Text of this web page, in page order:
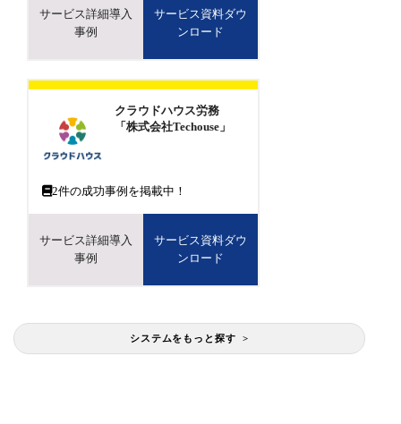
サービス詳細導入
事例
サービス資料ダウ
ンロード
クラウドハウス労務
「株式会社Techouse」
2件の成功事例を掲載中！
サービス詳細導入
事例
サービス資料ダウ
ンロード
システムをもっと探す >